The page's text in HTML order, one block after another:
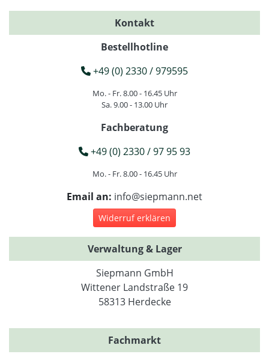
Kontakt
Bestellhotline
+49 (0) 2330 / 979595
Mo. - Fr. 8.00 - 16.45 Uhr
Sa. 9.00 - 13.00 Uhr
Fachberatung
+49 (0) 2330 / 97 95 93
Mo. - Fr. 8.00 - 16.45 Uhr
Email an: info@siepmann.net
Widerruf erklären
Verwaltung & Lager
Siepmann GmbH
Wittener Landstraße 19
58313 Herdecke
Fachmarkt